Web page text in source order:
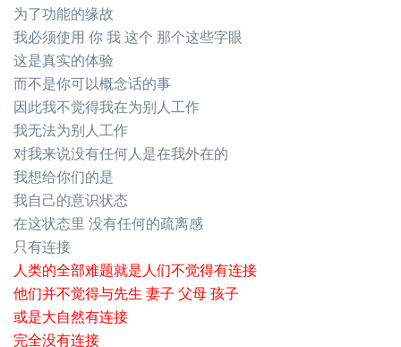
为了功能的缘故
我必须使用 你 我 这个 那个这些字眼
这是真实的体验
而不是你可以概念话的事
因此我不觉得我在为别人工作
我无法为别人工作
对我来说没有任何人是在我外在的
我想给你们的是
我自己的意识状态
在这状态里 没有任何的疏离感
只有连接
人类的全部难题就是人们不觉得有连接
他们并不觉得与先生 妻子 父母 孩子
或是大自然有连接
完全没有连接